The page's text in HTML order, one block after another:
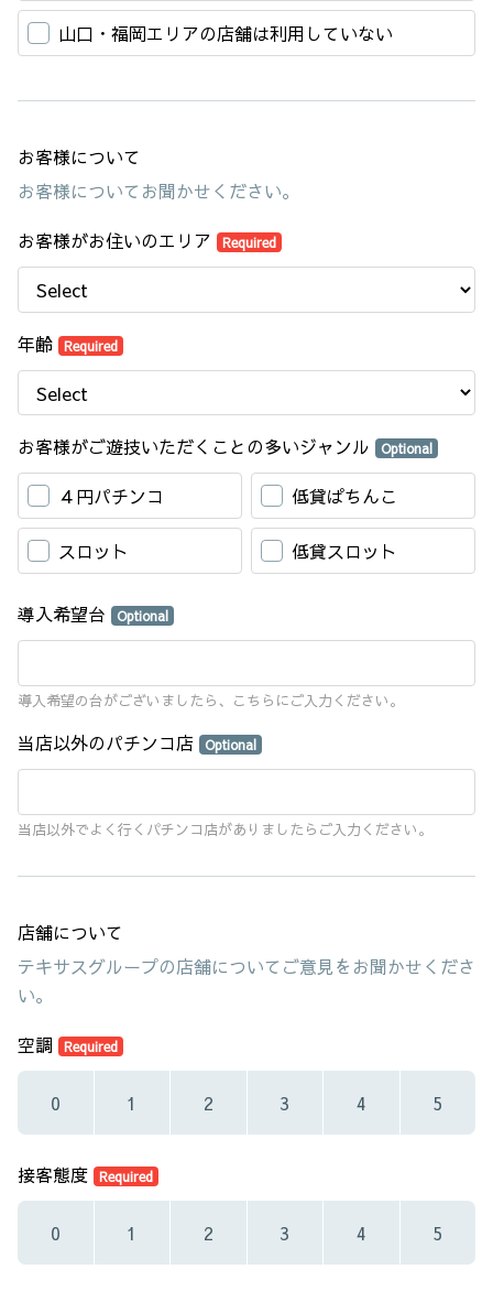
山口・福岡エリアの店舗は利用していない
お客様について
お客様についてお聞かせください。
お客様がお住いのエリア Required
年齢 Required
お客様がご遊技いただくことの多いジャンル Optional
４円パチンコ 低貸ぱちんこ
スロット 低貸スロット
導入希望台 Optional
導入希望の台がございましたら、こちらにご入力ください。
当店以外のパチンコ店 Optional
当店以外でよく行くパチンコ店がありましたらご入力ください。
店舗について
テキサスグループの店舗についてご意見をお聞かせくださ
い。
空調 Required
0 1 2 3 4 5
接客態度 Required
0 1 2 3 4 5